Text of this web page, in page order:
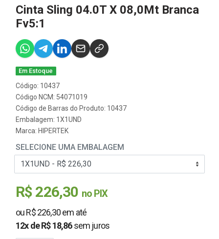
Cinta Sling 04.0T X 08,0Mt Branca
Fv5:1
Em Estoque
Código: 10437
Código NCM: 54071019
Código de Barras do Produto: 10437
Embalagem: 1X1UND
Marca: HIPERTEK
SELECIONE UMA EMBALAGEM
R$ 226,30 no PIX
ou R$ 226,30 em até
12x de R$ 18,86sem juros